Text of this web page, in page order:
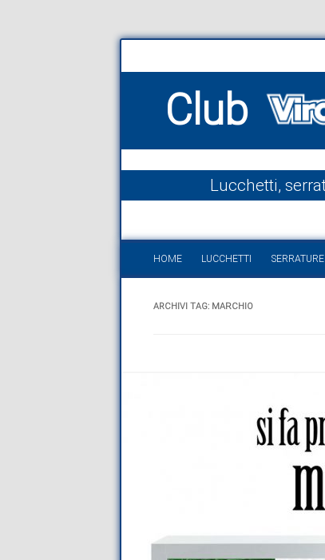
Club
Lucchetti,
HOME LUCCHETTI
ARCHIVI TAG: MARCHIO